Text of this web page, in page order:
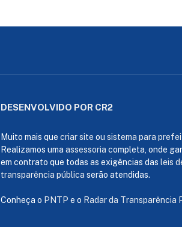
DESENVOLVIDO POR CR2
Muito mais que criar site ou sistema para
Realizamos uma assessoria completa, onde
em contrato que todas as exigências das leis
transparência pública serão atendidas.
Conheça o PNTP e o Radar da Transparência